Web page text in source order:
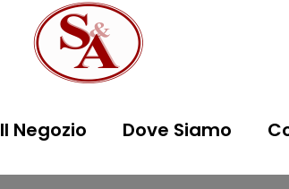
Il Negozio Dove Siamo